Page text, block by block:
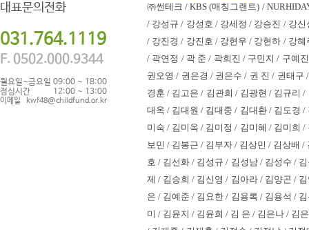
대표문의전화
031.764.1119
F. 0502.000.9344
월요일~금요일
점심시간
09:00 ~ 18:00
12:00 ~ 13:00
이메일 kwf48@childfund.or.kr
㈜썬테크 / KBS (매칭그랜트) /
/ 강성규 / 강성호 / 강세정 / 강승진 / 강
/ 강진경 / 강진호 / 강현우 / 강현하 / 강
/ 곽연정 / 곽 준 / 곽희진 / 구민지 / 구예
권오영 / 권은경 / 권은수 / 권 진 / 권태
경훈 / 김고은 / 김관희 / 김광현 / 김규리
대옥 / 김대원 / 김대중 / 김대환 / 김도경
미숙 / 김미옥 / 김미정 / 김미혜 / 김미희
보민 / 김봉근 / 김부자 / 김상민 / 김상배
호 / 김선화 / 김성규 / 김성남 / 김성수 /
제 / 김승희 / 김신영 / 김아라 / 김양곤 /
은 / 김예준 / 김요한 / 김용록 / 김용석 /
미 / 김윤지 / 김윤희 / 김 은 / 김은나 / 김